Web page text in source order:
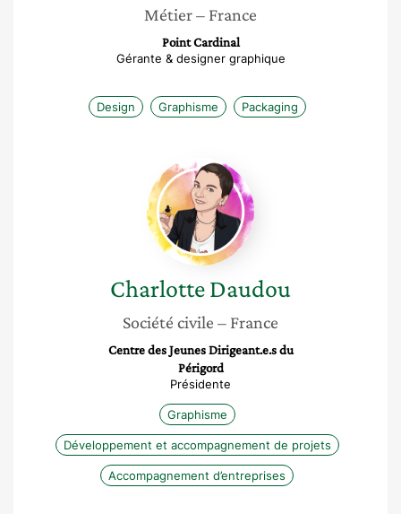
Métier– France
Point Cardinal
Gérante & designer graphique
Design Graphisme Packaging
Charlotte
Daudou
CharlotteDaudou
Société civile – France
Centre des Jeunes Dirigeant.e.s du
Périgord
Présidente
Graphisme
Développement et accompagnement de projets
Accompagnement d’entreprises